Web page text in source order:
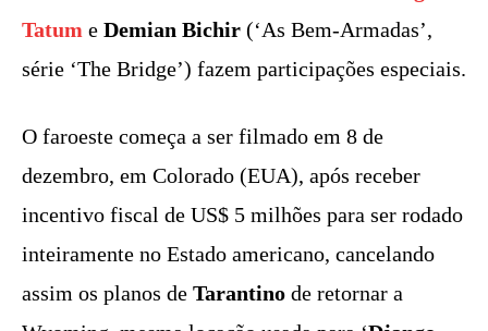
Tatum e Demian Bichir (‘As Bem-Armadas’,
série ‘The Bridge’) fazem participações especiais.
O faroeste começa a ser filmado em 8 de
dezembro, em Colorado (EUA), após receber
incentivo fiscal de US$ 5 milhões para ser rodado
inteiramente no Estado americano, cancelando
assim os planos de Tarantino de retornar a